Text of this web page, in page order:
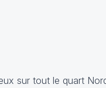
sur tout le quart